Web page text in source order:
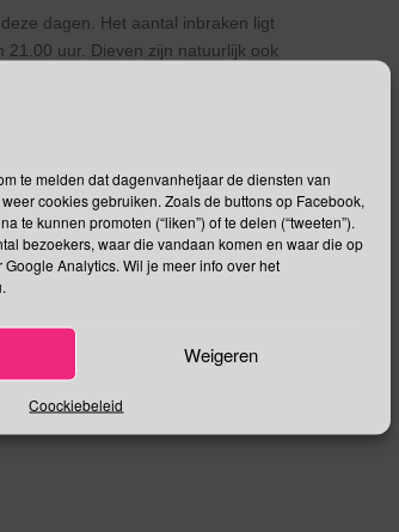
te melden dat dagenvanhetjaar de diensten van
cookies gebruiken. Zoals de buttons op Facebook,
te kunnen promoten (“liken”) of te delen (“tweeten”).
bezoekers, waar die vandaan komen en waar die op
Analytics. Wil je meer info over het
Weigeren
Coockiebeleid
dagen. Het aantal inbraken ligt
uur. Dieven zijn natuurlijk ook
dat de meeste studenten Kerst buiten